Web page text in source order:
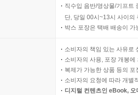
직수입 음반/영상물/기프트
단, 당일 00시~13시 사이의
박스 포장은 택배 배송이
소비자의 책임 있는 사유로
소비자의 사용, 포장 개봉
복제가 가능한 상품 등의
소비자의 요청에 따라 개별
디지털 컨텐츠인 eBook,